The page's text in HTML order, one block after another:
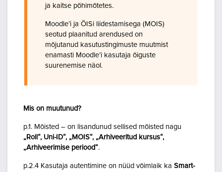
ja kaitse põhimõtetes.
Moodle’i ja ÕISi liidestamisega (MOIS)
seotud plaanitud arendused on
mõjutanud kasutustingimuste muutmist
enamasti Moodle’i kasutaja õiguste
suurenemise näol.
Mis on muutunud?
p.1. Mõisted – on lisandunud sellised mõisted nagu
„Roll“, Uni-ID“, „MOIS“, „Arhiveeritud kursus“,
„Arhiveerimise periood“.
p.2.4 Kasutaja autentimine on nüüd võimlaik ka Smart-